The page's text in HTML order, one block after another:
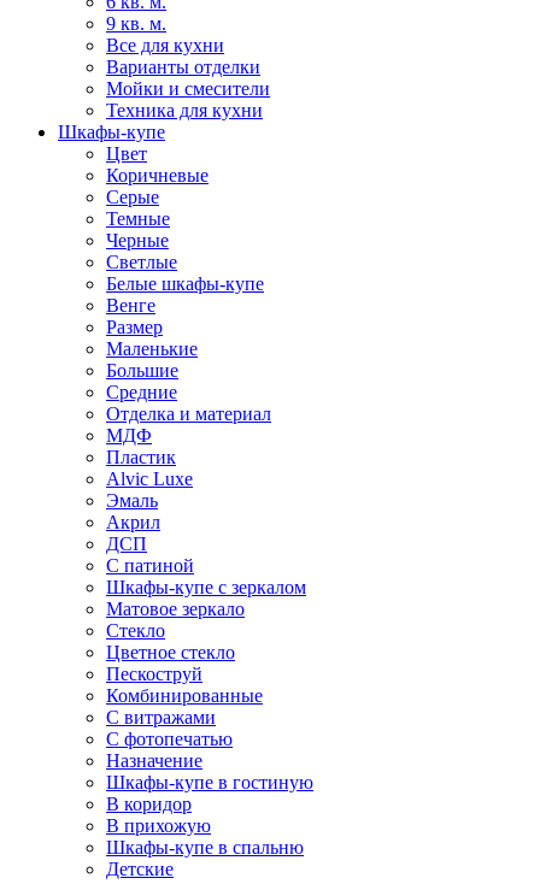
9 кв. м.
Все для кухни
Варианты отделки
Мойки и смесители
Техника для кухни
Шкафы-купе
Цвет
Коричневые
Серые
Темные
Черные
Светлые
Белые шкафы-купе
Венге
Размер
Маленькие
Большие
Средние
Отделка и материал
МДФ
Пластик
Alvic Luxe
Эмаль
Акрил
ДСП
С патиной
Шкафы-купе с зеркалом
Матовое зеркало
Стекло
Цветное стекло
Пескоструй
Комбинированные
С витражами
С фотопечатью
Назначение
Шкафы-купе в гостиную
В коридор
В прихожую
Шкафы-купе в спальню
Детские